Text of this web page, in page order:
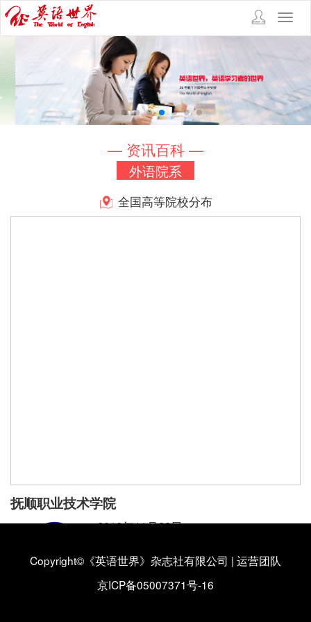
— 资讯百科 —
外语院系
全国高等院校分布
抚顺职业技术学院
2018年11月23日
抚顺职业技术学院外语系简介 【详情】
Copyright©《英语世界》杂志社有限公司 | 运营团队
京ICP备05007371号-16